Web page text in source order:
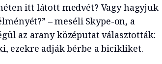
itt látott medvét? Vagy hagyjuk
– meséli Skype-on, a
az arany középutat választották:
ezekre adják bérbe a bicikliket.